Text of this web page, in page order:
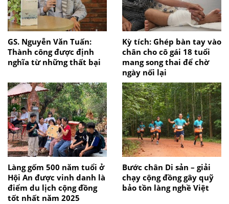
GS. Nguyễn Văn Tuấn:
Thành công được định
nghĩa từ những thất bại
Kỳ tích: Ghép bàn tay vào
chân cho cô gái 18 tuổi
mang song thai để chờ
ngày nối lại
Làng gốm 500 năm tuổi ở
Hội An được vinh danh là
điểm du lịch cộng đồng
tốt nhất năm 2025
Bước chân Di sản – giải
chạy cộng đồng gây quỹ
bảo tồn làng nghề Việt